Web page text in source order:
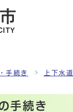
手続き 上下水道
手続き